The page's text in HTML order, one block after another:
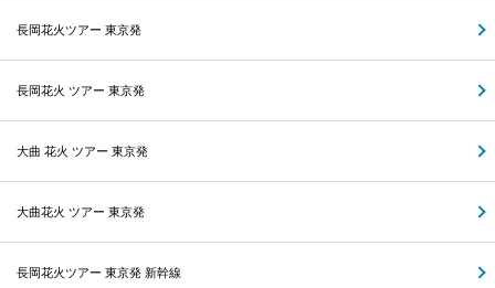
長岡花火ツアー 東京発
長岡花火 ツアー 東京発
大曲 花火 ツアー 東京発
大曲花火 ツアー 東京発
長岡花火ツアー 東京発 新幹線